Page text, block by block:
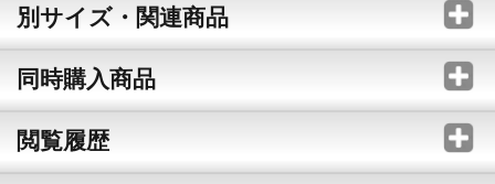
別サイズ・関連商品
同時購入商品
閲覧履歴